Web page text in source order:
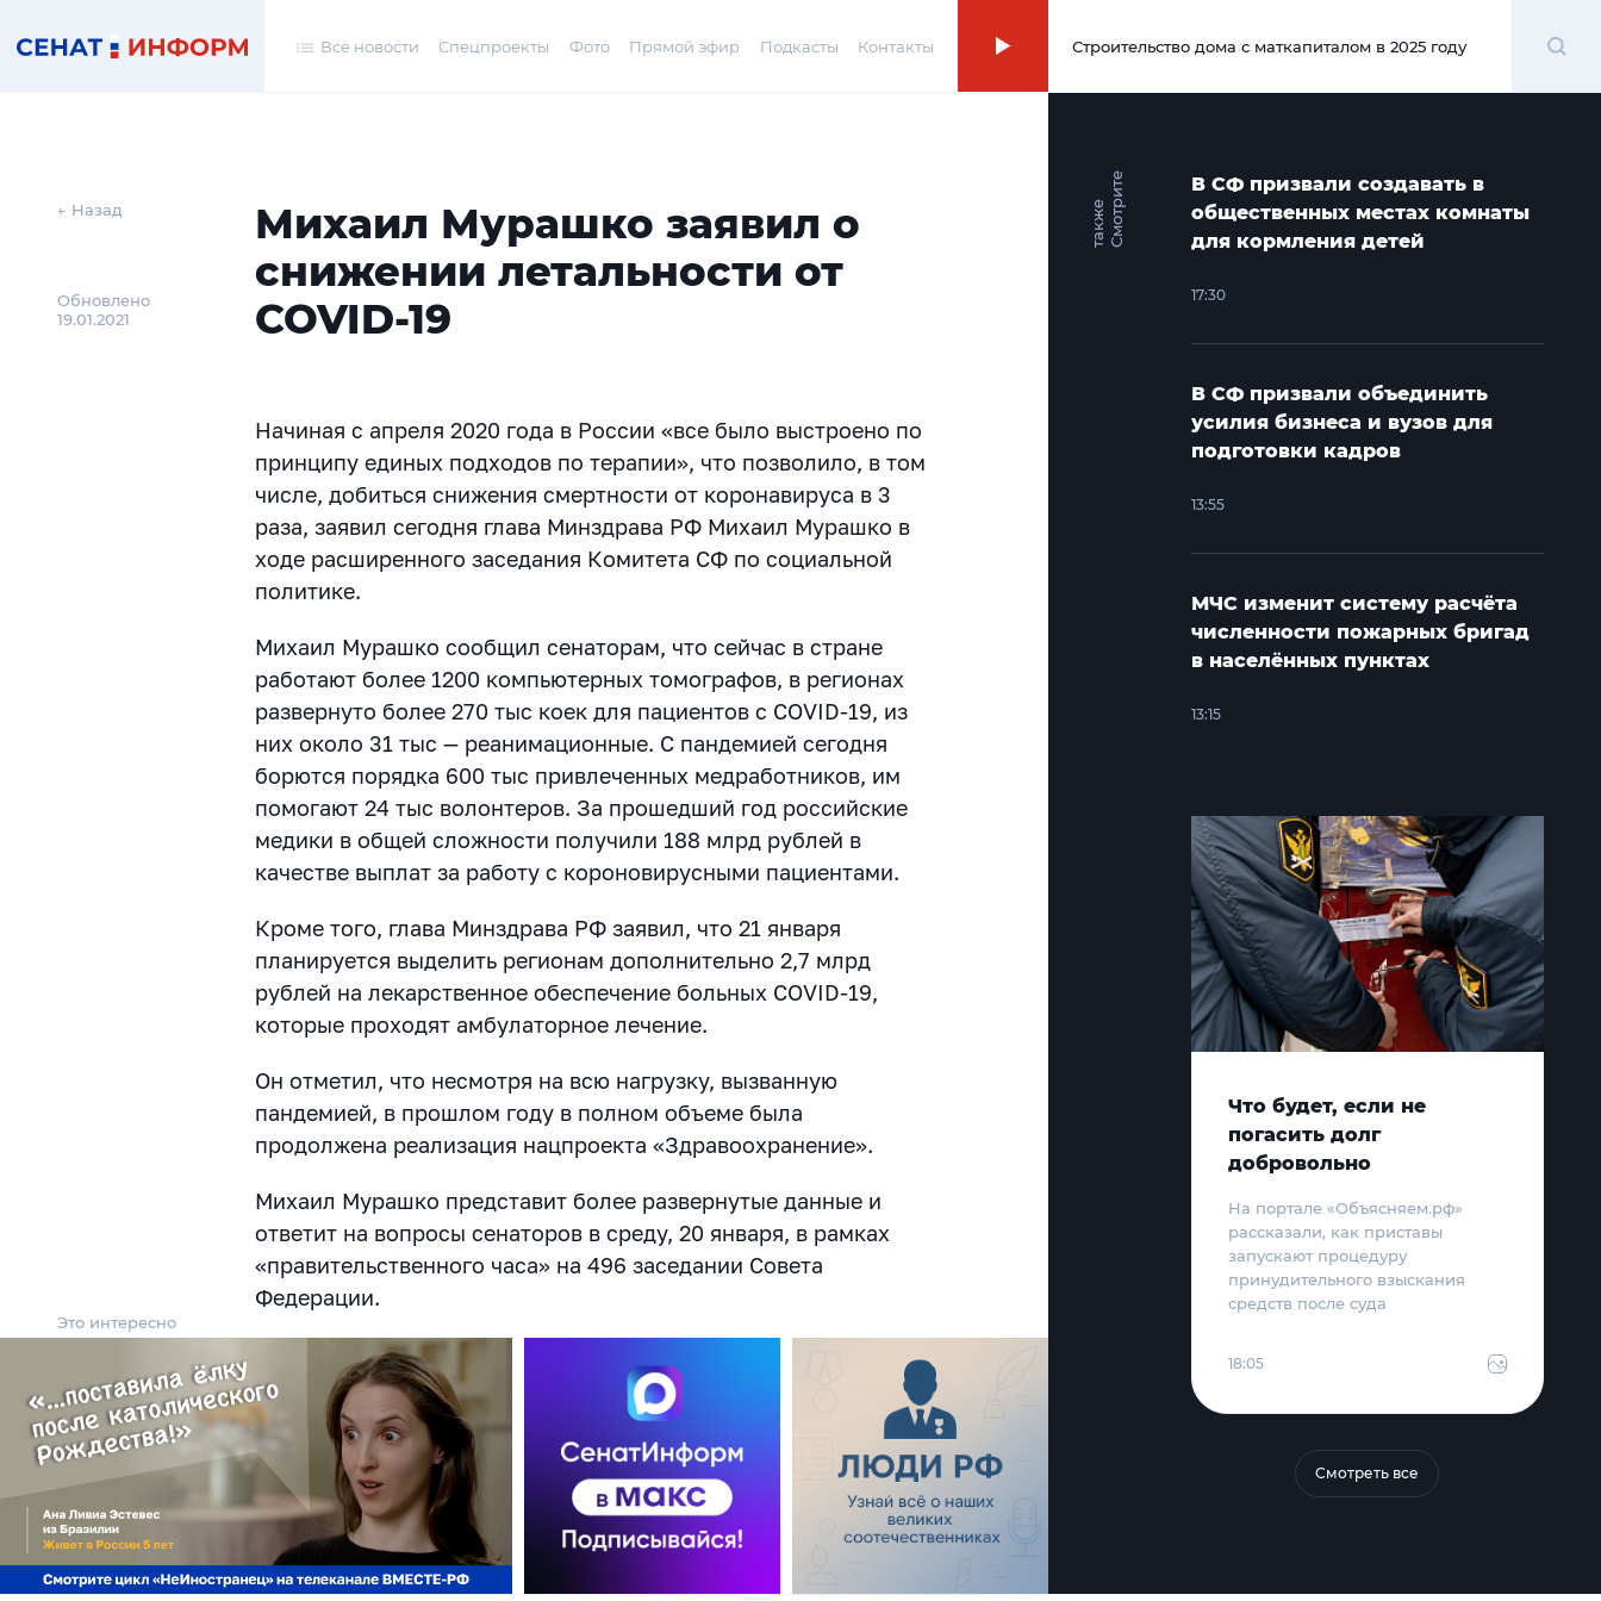
Все новости Спецпроекты Фото Прямой эфир Подкасты Контакты 00:00
Строительство дома с маткапиталом в 2025 году
← Назад
Обновлено
19.01.2021
Михаил Мурашко заявил о
снижении летальности от
COVID-19
Начиная с апреля 2020 года в России «все было выстроено по
принципу единых подходов по терапии», что позволило, в том
числе, добиться снижения смертности от коронавируса в 3
раза, заявил сегодня глава Минздрава РФ Михаил Мурашко в
ходе расширенного заседания Комитета СФ по социальной
политике.
Михаил Мурашко сообщил сенаторам, что сейчас в стране
работают более 1200 компьютерных томографов, в регионах
развернуто более 270 тыс коек для пациентов с COVID-19, из
них около 31 тыс — реанимационные. С пандемией сегодня
борются порядка 600 тыс привлеченных медработников, им
помогают 24 тыс волонтеров. За прошедший год российские
медики в общей сложности получили 188 млрд рублей в
качестве выплат за работу с короновирусными пациентами.
Кроме того, глава Минздрава РФ заявил, что 21 января
планируется выделить регионам дополнительно 2,7 млрд
рублей на лекарственное обеспечение больных COVID-19,
которые проходят амбулаторное лечение.
Он отметил, что несмотря на всю нагрузку, вызванную
пандемией, в прошлом году в полном объеме была
продолжена реализация нацпроекта «Здравоохранение».
Михаил Мурашко представит более развернутые данные и
ответит на вопросы сенаторов в среду, 20 января, в рамках
«правительственного часа» на 496 заседании Совета
Федерации.
Это интересно
С
м
о
т
р и
т
е
т
а
к
ж
е
В СФ призвали создавать в
общественных местах комнаты
для кормления детей
17:30
В СФ призвали объединить
усилия бизнеса и вузов для
подготовки кадров
13:55
МЧС изменит систему расчёта
численности пожарных бригад
в населённых пунктах
13:15
Что будет, если не
погасить долг
добровольно
На портале «Объясняем.рф»
рассказали, как приставы
запускают процедуру
принудительного взыскания
средств после суда
18:05
Смотреть все